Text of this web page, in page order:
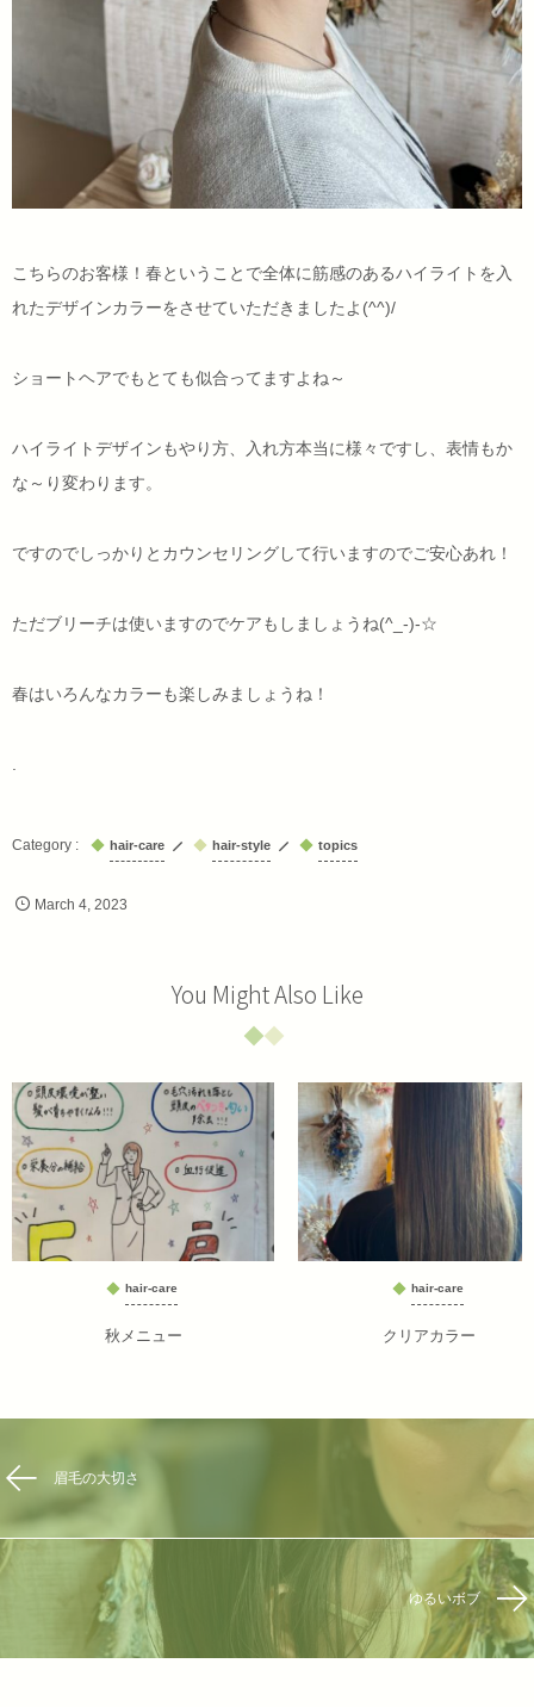
こちらのお客様！春ということで全体に筋感のあるハイライトを入
れたデザインカラーをさせていただきましたよ(^^)/
ショートヘアでもとても似合ってますよね～
ハイライトデザインもやり方、入れ方本当に様々ですし、表情もか
な～り変わります。
ですのでしっかりとカウンセリングして行いますのでご安心あれ！
ただブリーチは使いますのでケアもしましょうね(^_-)-☆
春はいろんなカラーも楽しみましょうね！
hair-care hair-style topics
March 4 ,2023
You Might Also Like
hair-care
秋メニュー
hair-care
クリアカラー
眉毛の大切さ
ゆるいボブ